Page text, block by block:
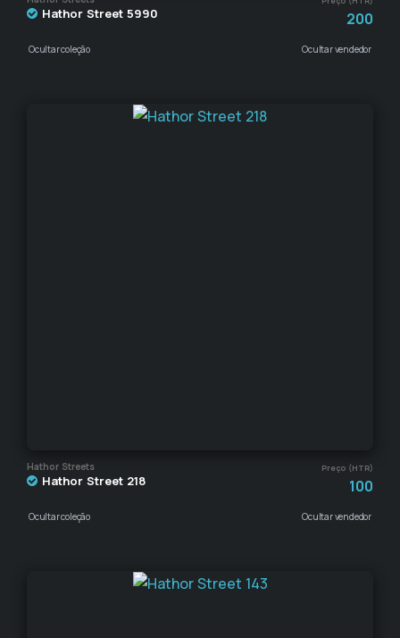
Hathor Street 5990 200
Ocultar coleção Ocultar vendedor
Hathor Streets Preço (HTR)
Hathor Street 218 100
Ocultar coleção Ocultar vendedor